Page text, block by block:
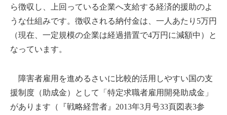
ら徴収し、上回っている企業へ支給する経済的援助のよ
うな仕組みです。徴収される納付金は、一人あたり5万円
（現在、一定規模の企業は経過措置で4万円に減額中）と
なっています。
障害者雇用を進めるさいに比較的活用しやすい国の支
援制度（助成金）として「特定求職者雇用開発助成金」
があります（『戦略経営者』2013年3月号33頁図表3参